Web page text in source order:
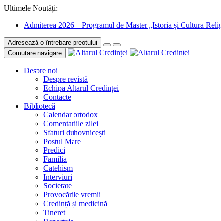
Ultimele Noutăți:
Admiterea 2026 – Programul de Master „Istoria și Cultura
Adresează o întrebare preotului
Comutare navigare
Despre noi
Despre revistă
Echipa Altarul Credinței
Contacte
Bibliotecă
Calendar ortodox
Comentariile zilei
Sfaturi duhovnicești
Postul Mare
Predici
Familia
Catehism
Interviuri
Societate
Provocările vremii
Credință și medicină
Tineret